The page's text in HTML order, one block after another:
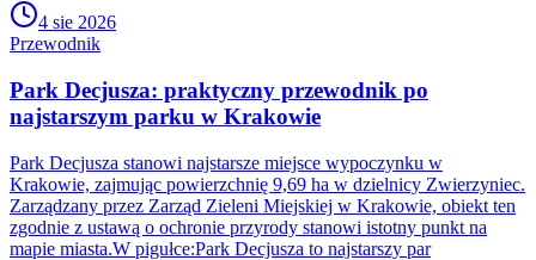
4 sie 2026
Przewodnik
Park Decjusza: praktyczny przewodnik po
najstarszym parku w Krakowie
Park Decjusza stanowi najstarsze miejsce wypoczynku w
Krakowie, zajmując powierzchnię 9,69 ha w dzielnicy Zwierzyniec.
Zarządzany przez Zarząd Zieleni Miejskiej w Krakowie, obiekt ten
zgodnie z ustawą o ochronie przyrody stanowi istotny punkt na
mapie miasta.W pigułce:Park Decjusza to najstarszy par